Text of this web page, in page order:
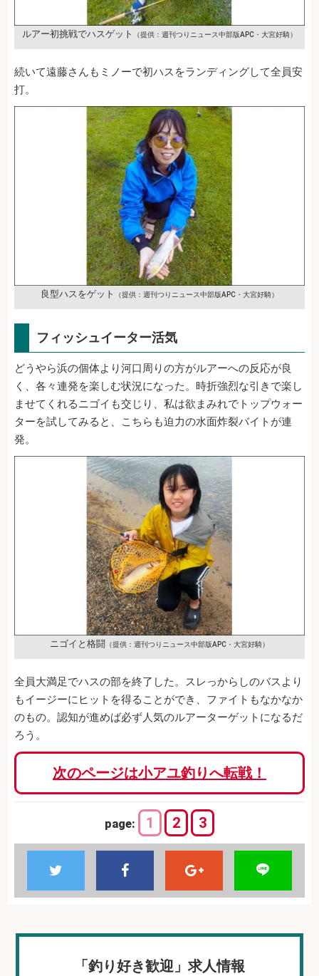
ルアー初挑戦でハスゲット （提供：週刊つりニュース中部版APC・大宮好騎）
続いて遠藤さんもミノーで初ハスをランディングして全員安
打。
良型ハスをゲット （提供：週刊つりニュース中部版APC・大宮好騎）
フィッシュイーター活気
どうやら浜の個体より河口周りの方がルアーへの反応が良
く、各々連発を楽しむ状況になった。時折強烈な引きで楽し
ませてくれるニゴイも交じり、私は欲まみれでトップウォー
ターを試してみると、こちらも迫力の水面炸裂バイトが連
発。
ニゴイと格闘 （提供：週刊つりニュース中部版APC・大宮好騎）
全員大満足でハスの部を終了した。スレっからしのバスより
もイージーにヒットを得ることができ、ファイトもなかなか
のもの。認知が進めば必ず人気のルアーターゲットになるだ
ろう。
次のページは小アユ釣りへ転戦！
page: 1 2 3
「釣り好き歓迎」求人情報